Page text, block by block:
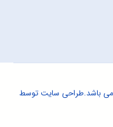
طراحی سایتتوسط